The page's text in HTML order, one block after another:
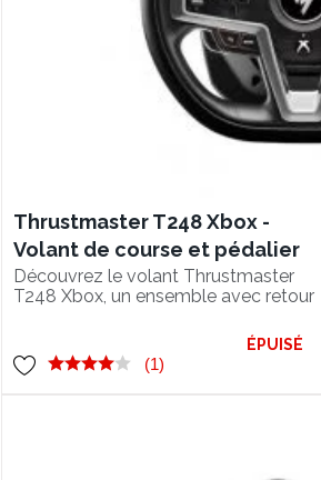
Thrustmaster T248 Xbox -
Volant de course et pédalier
compatible Xbox Series, Xbox
One, PC
Découvrez le volant Thrustmaster
T248 Xbox, un ensemble avec retour
H.E.A.R.T. et écran intégré pour Xbox
Series X|S, Xbox One et PC.
(1)
ÉPUISÉ